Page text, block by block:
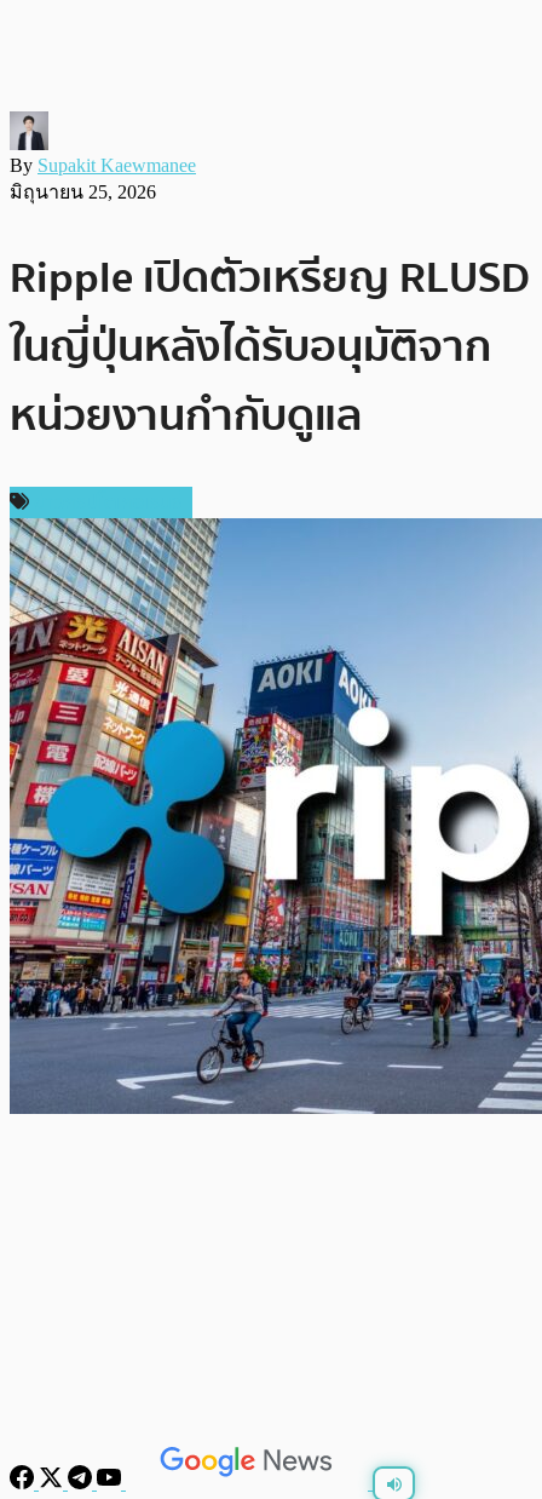
By Supakit Kaewmanee
มิถุนายน 25, 2026
Ripple เปิดตัวเหรียญ RLUSD
ในญี่ปุ่นหลังได้รับอนุมัติจาก
หน่วยงานกำกับดูแล